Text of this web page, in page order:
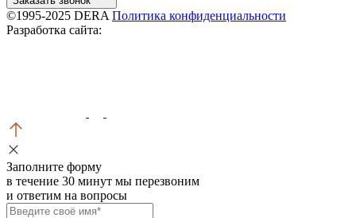
©1995-2025 DERA Политика конфиденциальности
Разработка сайта:
Заполните форму
в течение 30 минут мы перезвоним
и ответим на вопросы